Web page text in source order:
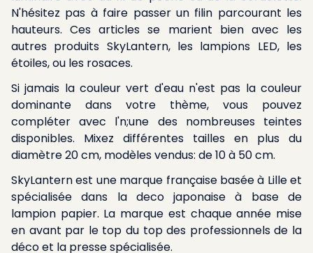
N'hésitez pas à faire passer un filin parcourant les
hauteurs. Ces articles se marient bien avec les
autres produits SkyLantern, les lampions LED, les
étoiles, ou les rosaces.
Si jamais la couleur vert d'eau n'est pas la couleur
dominante dans votre thème, vous pouvez
compléter avec l'n;une des nombreuses teintes
disponibles. Mixez différentes tailles en plus du
diamètre 20 cm, modèles vendus: de 10 à 50 cm.
SkyLantern est une marque française basée à Lille et
spécialisée dans la deco japonaise à base de
lampion papier. La marque est chaque année mise
en avant par le top du top des professionnels de la
déco et la presse spécialisée.